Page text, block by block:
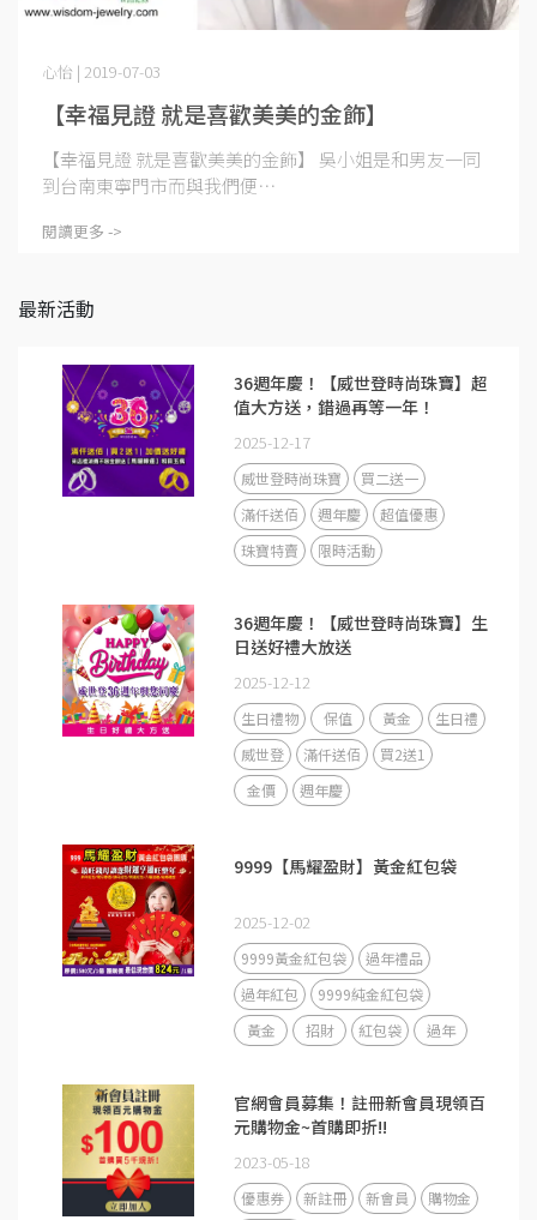
【幸福見證 就是喜歡美美的金飾】
心怡 | 2019-07-03
【幸福見證 就是喜歡美美的金飾】 吳小姐是和男友一同
到台南東寧門市而與我們便⋯
閱讀更多 ->
最新活動
36週年慶！【威世登時尚珠寶】超
值大方送，錯過再等一年！
2025-12-17
威世登時尚珠寶
買二送一
滿仟送佰
週年慶
超值優惠
珠寶特賣
限時活動
36週年慶！【威世登時尚珠寶】生
日送好禮大放送
2025-12-12
生日禮物 保值 黃金
生日禮
威世登
滿仟送佰
買2送1
金價
週年慶
9999【馬耀盈財】黃金紅包袋
2025-12-02
9999黃金紅包袋
過年禮品
過年紅包
9999純金紅包袋
黃金
招財 紅包袋 過年
官網會員募集！註冊新會員現領百
元購物金~首購即折!!
2023-05-18
優惠券 新註冊 新會員
購物金